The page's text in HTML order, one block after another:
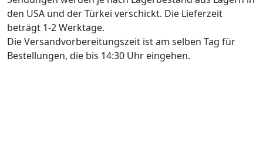
den USA und der Türkei verschickt. Die Lieferzeit
beträgt 1-2 Werktage.
Die Versandvorbereitungszeit ist am selben Tag für
Bestellungen, die bis 14:30 Uhr eingehen.